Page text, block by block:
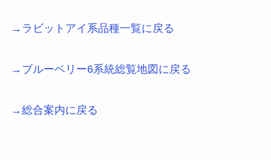
→ラビットアイ系品種一覧に戻る
→ブルーベリー6系統総覧地図に戻る
→総合案内に戻る